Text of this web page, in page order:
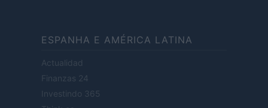
ESPANHA E AMÉRICA LATINA
Actualidad
Finanzas 24
Investindo 365